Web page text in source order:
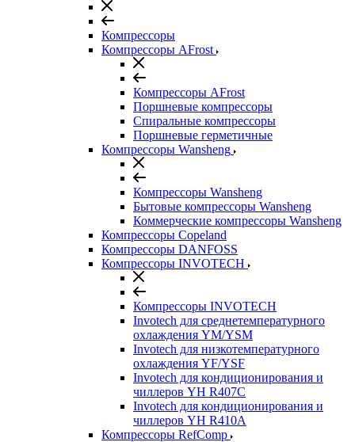
Компрессоры
Компрессоры AFrost
Компрессоры AFrost
Поршневые компрессоры
Спиральные компрессоры
Поршневые герметичные
Компрессоры Wansheng
Компрессоры Wansheng
Бытовые компрессоры Wansheng
Коммерческие компрессоры Wansheng
Компрессоры Copeland
Компрессоры DANFOSS
Компрессоры INVOTECH
Компрессоры INVOTECH
Invotech для среднетемпературного
охлаждения YM/YSM
Invotech для низкотемпературного
охлаждения YF/YSF
Invotech для кондиционирования и
чиллеров YH R407C
Invotech для кондиционирования и
чиллеров YH R410A
Компрессоры RefComp